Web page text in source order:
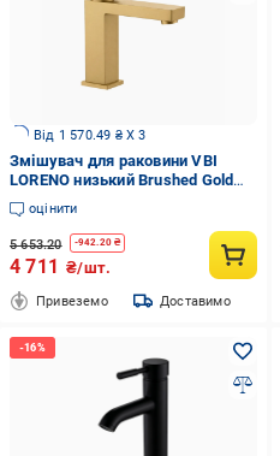
Від 1 570.49 ₴ X 3
Змішувач для раковини VBI
LORENO низький Brushed Gold
(2958591569)
оцінити
5 653.20 -942.20 ₴
4 711 ₴/шт.
Привеземо Доставимо